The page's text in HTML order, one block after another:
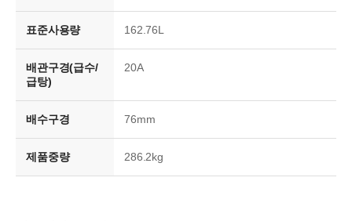
표준사용량 162.76L
배관구경(급수/
급탕)
20A
배수구경 76mm
제품중량 286.2kg